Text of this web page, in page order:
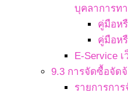
บุคลาการท
คู่มือห
คู่มือห
E-Service
9.3 การจัดซื้อจัดจ้
รายการกา